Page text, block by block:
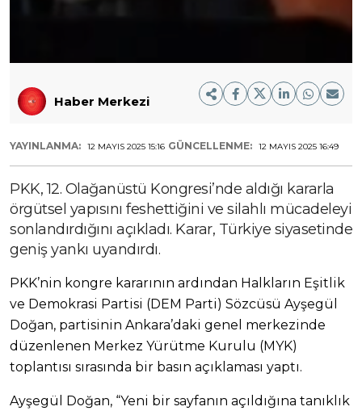
Haber Merkezi
YAYINLANMA: 12 MAYIS 2025 15:16 GÜNCELLENME: 12 MAYIS 2025 16:49
PKK, 12. Olağanüstü Kongresi’nde aldığı kararla
örgütsel yapısını feshettiğini ve silahlı mücadeleyi
sonlandırdığını açıkladı. Karar, Türkiye siyasetinde
geniş yankı uyandırdı.
PKK’nin kongre kararının ardından Halkların Eşitlik
ve Demokrasi Partisi (DEM Parti) Sözcüsü Ayşegül
Doğan, partisinin Ankara’daki genel merkezinde
düzenlenen Merkez Yürütme Kurulu (MYK)
toplantısı sırasında bir basın açıklaması yaptı.
Ayşegül Doğan, “Yeni bir sayfanın açıldığına tanıklık